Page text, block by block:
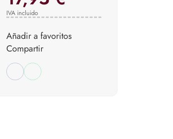
IVA incluido
Añadir a favoritos
Compartir